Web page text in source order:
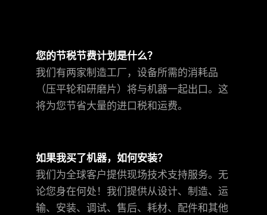
您的节税节费计划是什么？
我们有两家制造工厂，设备所需的消耗品
（压平轮和研磨片）将与机器一起出口。这
将为您节省大量的进口税和运费。
如果我买了机器，如何安装？
我们为全球客户提供现场技术支持服务。无
论您身在何处！我们提供从设计、制造、运
输、安装、调试、售后、耗材、配件和其他